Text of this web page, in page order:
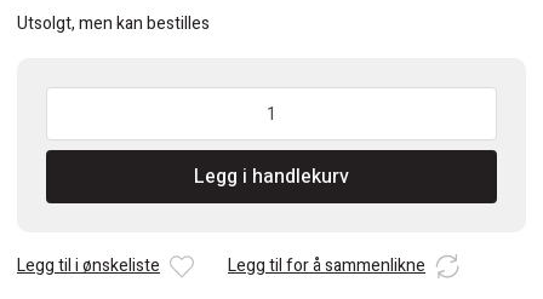
Utsolgt, men kan bestilles
til
antall
Legg i handlekurv
Legg til i ønskeliste Legg til for å sammenlikne